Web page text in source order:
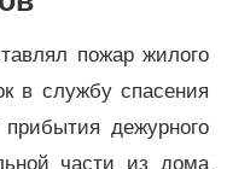
пожар жилого
в службу спасения
дежурного
части из дома